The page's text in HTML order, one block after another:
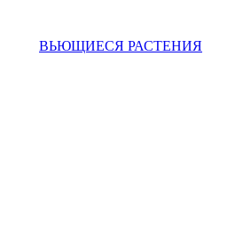
ВЬЮЩИЕСЯ РАСТЕНИЯ